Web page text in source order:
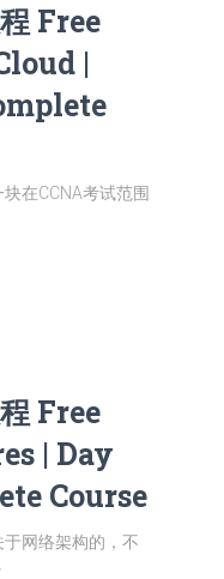
Free
|
在CCNA考试范围
Free
| Day
Course
网络架构的，不